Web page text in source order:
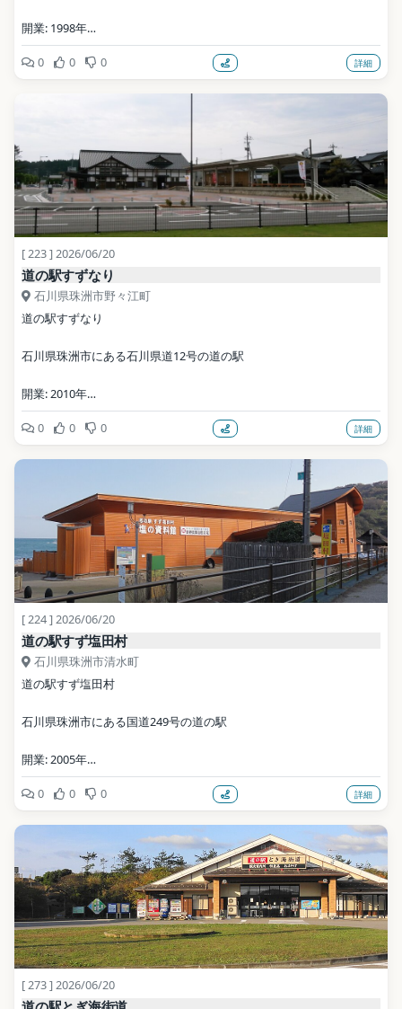
開業: 1998年
公式サイト: https://michisirayama.wixsite.com/michisirayama/
0 0 0 詳細
[ 223 ] 2026/06/20
道の駅すずなり
石川県珠洲市野々江町
道の駅すずなり
石川県珠洲市にある石川県道12号の道の駅
開業: 2010年
公式サイト: https://notohantou.jp/
写真: Ds3wrc no1 / CC BY-SA 3.0（Wikimedia Commons）
地点データ: Wikidata (CC0)
0 0 0 詳細
[ 224 ] 2026/06/20
道の駅すず塩田村
石川県珠洲市清水町
道の駅すず塩田村
石川県珠洲市にある国道249号の道の駅
開業: 2005年
公式サイト: https://enden.jp/
写真: アラツク / CC BY-SA 4.0（Wikimedia Commons）
地点データ: Wikidata (CC0)
0 0 0 詳細
[ 273 ] 2026/06/20